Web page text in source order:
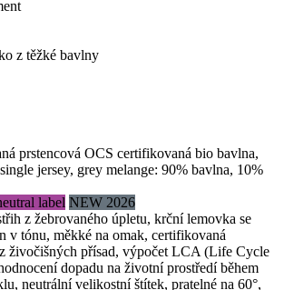
z těžké bavlny
prstencová OCS certifikovaná bio bavlna,
jersey, grey melange: 90% bavlna, 10%
label NEW 2026
z žebrovaného úpletu, krční lemovka se
v tónu, měkké na omak, certifikovaná
živočišných přísad, výpočet LCA (Life Cycle
dopadu na životní prostředí během
neutrální velikostní štítek, pratelné na 60°,